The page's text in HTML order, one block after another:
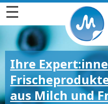
☰
Ihre
aus Milch und